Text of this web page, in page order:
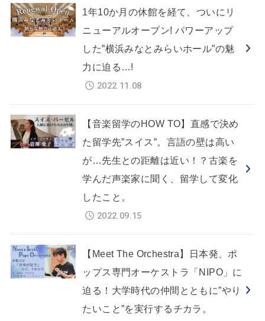
1年10か月の休館を経て、ついにリ
ニューアルオープン! パワーアップ
した”横浜みなとみらいホール”の魅
力に迫る…!
2022.11.08
【音楽留学のHOW TO】直感で決め
た留学先”スイス”。言語の壁は高い
が…先生との距離は近い！？古楽を
学んだ声楽家に聞く、留学して変化
したこと。
2022.09.15
【Meet The Orchestra】日本発、ポ
ップス専門オーケストラ「NIPO」に
迫る！大学時代の仲間とともに”やり
たいこと”を実行するチカラ。